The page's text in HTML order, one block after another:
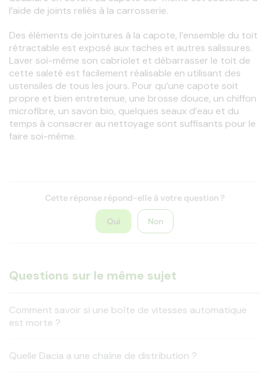
Des éléments de jointures à la capote, l’ensemble du toit
rétractable est exposé aux taches et autres salissures.
Laver soi-même son cabriolet et débarrasser le toit de
cette saleté est facilement réalisable en utilisant des
ustensiles de tous les jours. Pour qu’une capote soit
propre et bien entretenue, une brosse douce, un chiffon
microfibre, un savon bio, quelques seaux d’eau et du
temps à consacrer au nettoyage sont suffisants pour le
Cette réponse répond-elle à votre question ?
Oui Non
Questions sur le même sujet
Comment savoir si une boîte de vitesses automatique
est morte ?
Quelle Dacia a une chaîne de distribution ?